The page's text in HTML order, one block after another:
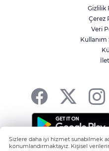
Yalova'da
güvenli
Eskişehir
Gizlilik
Çerez
Veri
Sizlere daha iyi hizmet sunabilmek
konumlandırmaktayız. Kişisel